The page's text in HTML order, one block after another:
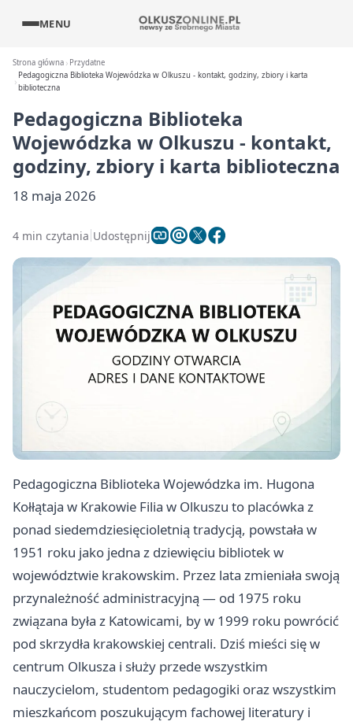
MENU
Strona główna
Przydatne
Pedagogiczna Biblioteka Wojewódzka w Olkuszu - kontakt, godziny, zbiory i karta
biblioteczna
Pedagogiczna Biblioteka
Wojewódzka w Olkuszu - kontakt,
godziny, zbiory i karta biblioteczna
18 maja 2026
4 min czytania Udostępnij
Pedagogiczna Biblioteka Wojewódzka im. Hugona
Kołłątaja w Krakowie Filia w Olkuszu to placówka z
ponad siedemdziesięcioletnią tradycją, powstała w
1951 roku jako jedna z dziewięciu bibliotek w
województwie krakowskim. Przez lata zmieniała swoją
przynależność administracyjną — od 1975 roku
związana była z Katowicami, by w 1999 roku powrócić
pod skrzydła krakowskiej centrali. Dziś mieści się w
centrum Olkusza i służy przede wszystkim
nauczycielom, studentom pedagogiki oraz wszystkim
mieszkańcom poszukującym fachowej literatury i